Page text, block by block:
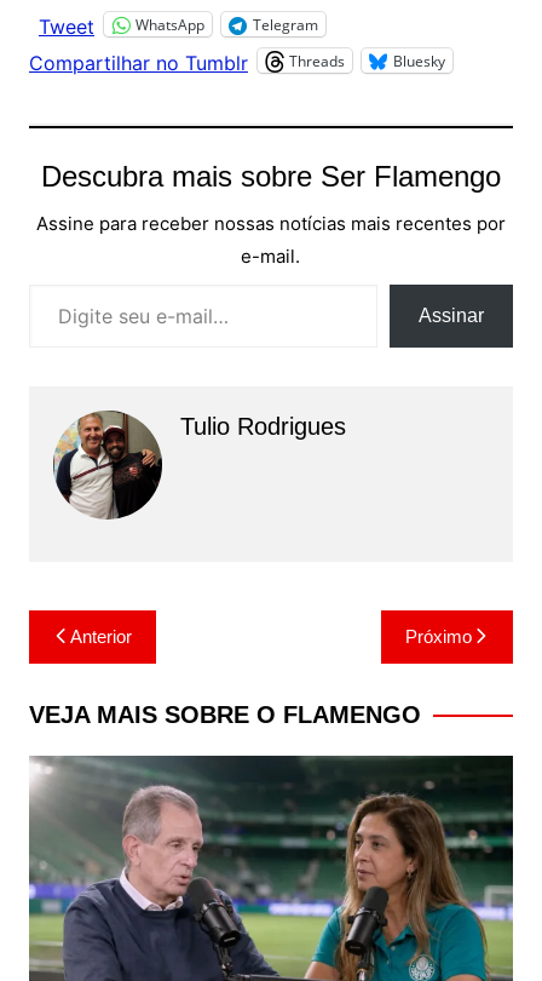
Tweet WhatsApp Telegram
Compartilhar no Tumblr Threads Bluesky
Descubra mais sobre Ser Flamengo
Assine para receber nossas notícias mais recentes por
e-mail.
Assinar
Tulio Rodrigues
Navegação
de
Post
Anterior Próximo
VEJA MAIS SOBRE O FLAMENGO